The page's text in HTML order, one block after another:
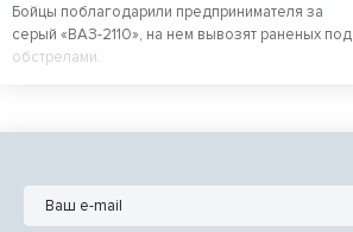
Бойцы поблагодарили предпринимателя за
серый «ВАЗ-2110», на нем вывозят раненых под
обстрелами.